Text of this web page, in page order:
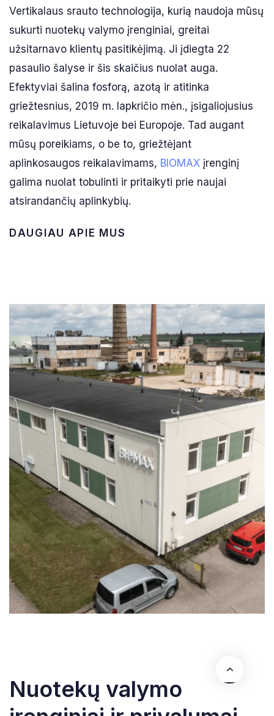
Vertikalaus srauto technologija, kurią naudoja mūsų
sukurti nuotekų valymo įrenginiai, greitai
užsitarnavo klientų pasitikėjimą. Ji įdiegta 22
pasaulio šalyse ir šis skaičius nuolat auga.
Efektyviai šalina fosforą, azotą ir atitinka
griežtesnius, 2019 m. lapkričio mėn., įsigaliojusius
reikalavimus Lietuvoje bei Europoje. Tad augant
mūsų poreikiams, o be to, griežtėjant
aplinkosaugos reikalavimams, BIOMAX įrenginį
galima nuolat tobulinti ir pritaikyti prie naujai
atsirandančių aplinkybių.
DAU G AU A P E M US
Nuotekų valymo